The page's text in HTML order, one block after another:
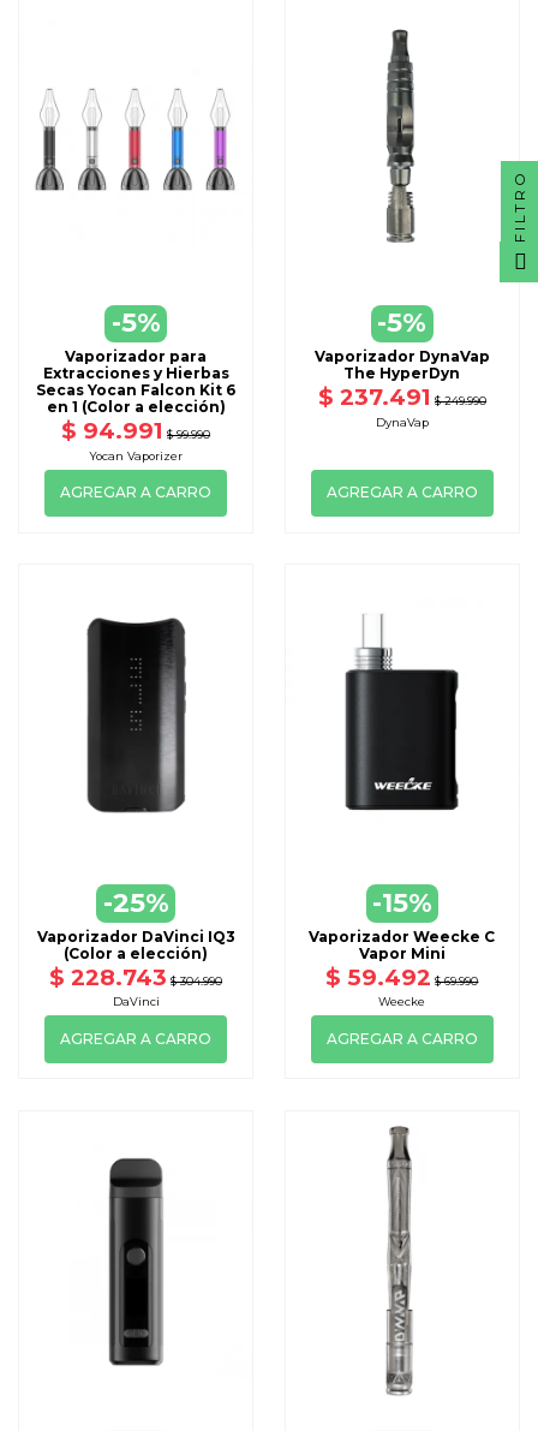
-5%
Vaporizador para
Extracciones y Hierbas
Secas Yocan Falcon Kit 6
en 1 (Color a elección)
$ 94.991 $ 99.990
Yocan Vaporizer
AGREGAR A CARRO
-5%
Vaporizador DynaVap
The HyperDyn
$ 237.491 $ 249.990
DynaVap
AGREGAR A CARRO
-25%
Vaporizador DaVinci IQ3
(Color a elección)
$ 228.743 $ 304.990
DaVinci
AGREGAR A CARRO
-15%
Vaporizador Weecke C
Vapor Mini
$ 59.492 $ 69.990
Weecke
AGREGAR A CARRO
FILTRO